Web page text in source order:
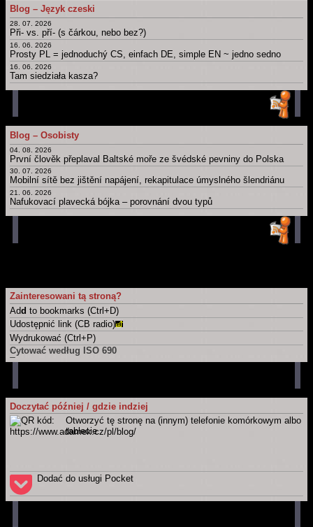
01/2025 Uzupełnieno: Ostatnia Wieczerza
Dny, měsíce, roční období, části dne a další časové slovníky
Archiv novinek
Starší novinky
Blog – Język czeski
28. 07. 2026
Při- vs. pří- (s čárkou, nebo bez?)
16. 06. 2026
Prosty PL = jednoduchý CS, einfach DE, simple EN ~ jedno sedno
16. 06. 2026
Tam siedziała kasza?
Bit, byt, bít, být, byť; nabít, dobít, nabýt, dobýt; nebýt
11. 05. 2026
Psát × píšu; číst × čtu: Migrujące "í".
Główna strona blogu
Wszystkie artykuły
Blog – Osobisty
04. 08. 2026
První člověk přeplaval Baltské moře ze švédské pevniny do Polska
30. 07. 2026
Mobilní sítě bez jištění napájení, rekapitulace úmyslného šlendriánu
21. 06. 2026
Nafukovací plavecká bójka – porovnání dvou typů
Časová osa: Historie techniky v kontextu dalších dějin
Wszystkie artykuły
Zainteresowani tą stroną?
Add to bookmarks (Ctrl+D)
Udostępnić link (CB radio)
Wydrukować (Ctrl+P)
Cytować według ISO 690
Tę stronę
https://www.adamek.cz/pl/blog
Całą witrynę
ADÁMEK, Martin.Martin Adámek [online]. Náchod / Meziměstí
(Republika Czeska) [dostęp 2026-08-06]. Dostępny w Internecie:
Doczytać później / gdzie indziej
Otworzyć tę stronę na (innym) telefonie komórkowym albo
tablecie.
Dodać do usługi Pocket